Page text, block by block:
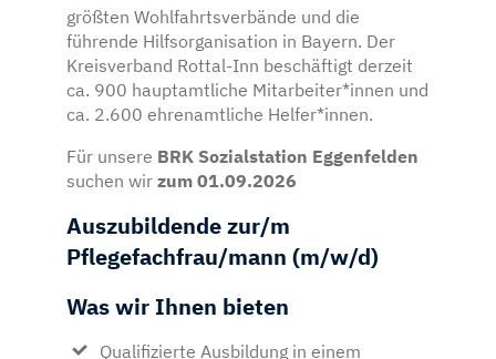
größten Wohlfahrtsverbände und die
führende Hilfsorganisation in Bayern. Der
Kreisverband Rottal-Inn beschäftigt derzeit
ca. 900 hauptamtliche Mitarbeiter*innen und
ca. 2.600 ehrenamtliche Helfer*innen.
Für unsere BRK Sozialstation Eggenfelden
suchen wir zum 01.09.2026
Auszubildende zur/m
Pflegefachfrau/mann (m/w/d)
Was wir Ihnen bieten
Qualifizierte Ausbildung in einem